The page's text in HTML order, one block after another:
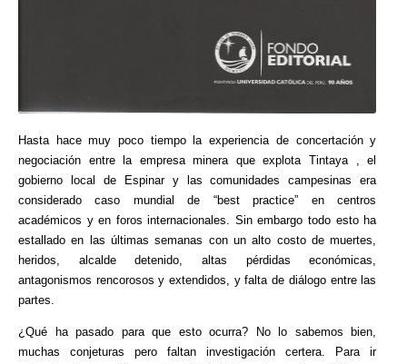
Hasta hace muy poco tiempo la experiencia de concertación y
negociación entre la empresa minera que explota Tintaya , el
gobierno local de Espinar y las comunidades campesinas era
considerado caso mundial de “best practice” en centros
académicos y en foros internacionales. Sin embargo todo esto ha
estallado en las últimas semanas con un alto costo de muertes,
heridos, alcalde detenido, altas pérdidas económicas,
antagonismos rencorosos y extendidos, y falta de diálogo entre las
partes.
¿Qué ha pasado para que esto ocurra? No lo sabemos bien,
muchas conjeturas pero faltan investigación certera. Para ir